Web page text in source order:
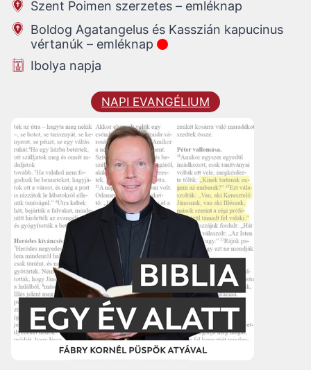
Szent Poimen szerzetes – emléknap
Boldog Agatangelus és Kasszián kapucinus
vértanúk – emléknap
Ibolya napja
NAPI EVANGÉLIUM